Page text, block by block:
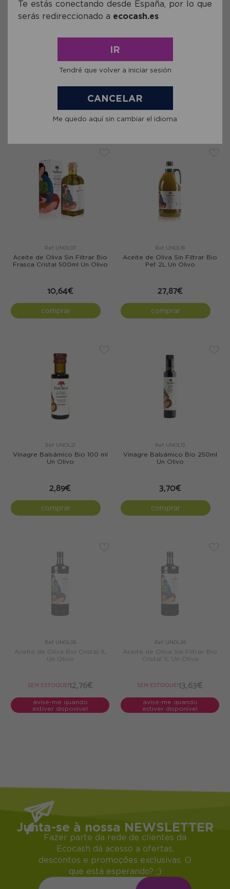
Aceite de Oliva Premium de
Cosecha Temprana Bio 100 ml
Un Olivo
Aceite de Oliva Premium de
Cosecha Temprana Bio Cristal
500ml Un Olivo
Ref: UNOL07
Aceite de Oliva Sin Filtrar Bio
Frasca Cristal 500ml Un Olivo
10,64€
comprar
Ref: UNOL18
Aceite de Oliva Sin Filtrar Bio
Pet 2L Un Olivo
27,87€
comprar
Ref: UNOL21
Vinagre Balsámico Bio 100 ml
Un Olivo
2,89€
comprar
Ref: UNOL13
Vinagre Balsámico Bio 250ml
Un Olivo
3,70€
comprar
Ref: UNOL05
Aceite de Oliva Bio Cristal 1L
Un Olivo
SEM ESTOQUE!12,76€
avise-me quando
estiver disponível
Ref: UNOL26
Aceite de Oliva Sin Filtrar Bio
Cristal 1L Un Olivo
SEM ESTOQUE!13,63€
avise-me quando
estiver disponível
Junta-se à nossa NEWSLETTER
Fazer parte da rede de clientes da
Ecocash dá acesso a ofertas,
descontos e promoções exclusivas. O
que está esperando? ;)
Te estás conectando desde España, por lo que
serás redireccionado a ecocash.es
IR
Tendré que volver a iniciar sesión
CANCELAR
Me quedo aquí sin cambiar el idioma